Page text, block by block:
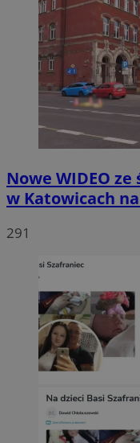
Nowe WIDEO
w Katowicach
291